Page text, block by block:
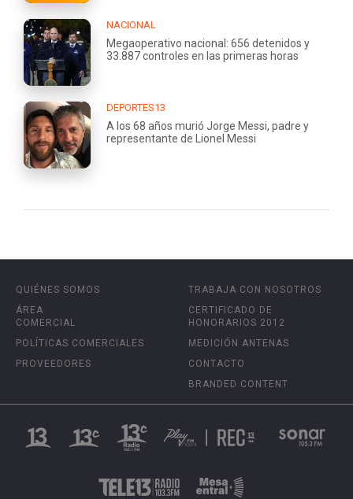
NACIONAL
Megaoperativo nacional: 656 detenidos y
33.887 controles en las primeras horas
DEPORTES13
A los 68 años murió Jorge Messi, padre y
representante de Lionel Messi
QUIÉNES SOMOS
ÁREA
COMERCIAL
POLÍTICAS COMERCIALES
PROVEEDORES
TRABAJA CON NOSOTROS
CERTIFICADO DE
HONORARIOS 2012
MEDICIÓN ANTENAS
CONTACTO
BRANDED CONTENT